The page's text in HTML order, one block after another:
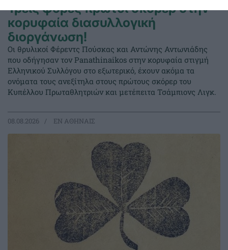
Τρεις φορές πρώτοι σκόρερ στην
κορυφαία διασυλλογική
διοργάνωση!
Οι θρυλικοί Φέρεντς Πούσκας και Αντώνης Αντωνιάδης
που οδήγησαν τον Panathinaikos στην κορυφαία στιγμή
Ελληνικού Συλλόγου στο εξωτερικό, έχουν ακόμα τα
ονόματα τους ανεξίτηλα στους πρώτους σκόρερ του
Κυπέλλου Πρωταθλητριών και μετέπειτα Τσάμπιονς Λιγκ.
08.08.2026 EΝ ΑΘΗΝΑΙΣ